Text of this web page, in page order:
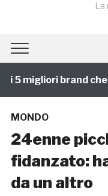
La
migliori brand che
MONDO
24enne
fidanzato:
da un altro